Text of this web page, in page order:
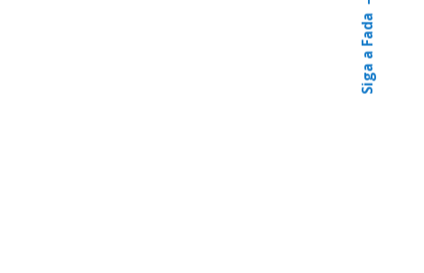
Siga a Fada